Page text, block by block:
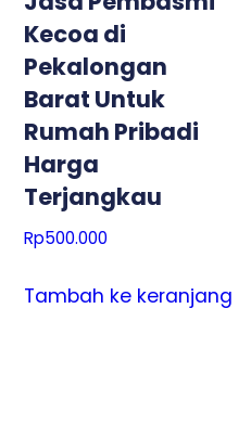
Kecoa di
Pekalongan
Barat Untuk
Rumah Pribadi
Harga
Terjangkau
Rp500.000
Tambah ke keranjang